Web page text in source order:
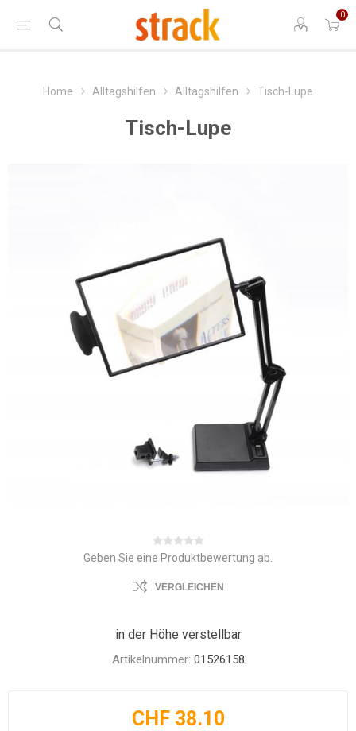
0
Home Alltagshilfen Alltagshilfen Tisch-Lupe
Tisch-Lupe
Geben Sie eine Produktbewertung ab.
VERGLEICHEN
in der Höhe verstellbar
Artikelnummer: 01526158
CHF 38.10